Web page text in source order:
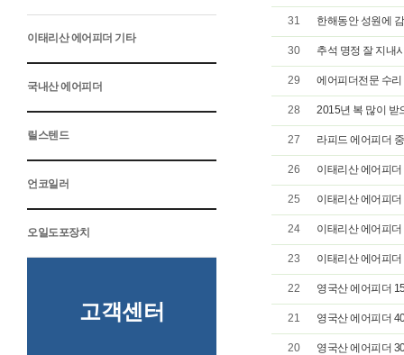
이태리산 에어피더 기타
국내산 에어피더
릴스텐드
언코일러
오일도포장치
고객센터
31 한해동안 성원에
30 추석 명정 잘 지내
29 에어피더전문 수
28 2015년 복 많이 받
27 라피드 에어피더
26 이태리산 에어피
25 이태리산 에어피
24 이태리산 에어피
23 이태리산 에어피
22 영국산 에어피더
21 영국산 에어피더
20 영국산 에어피더